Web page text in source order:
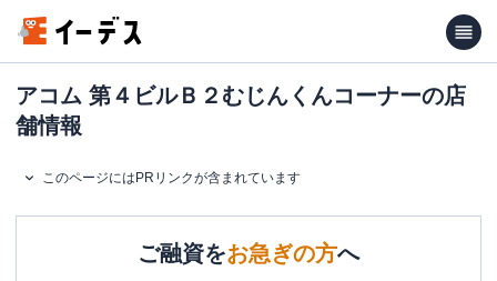
アコム 第４ビルＢ２むじんくんコーナーの店
舗情報
このページにはPRリンクが含まれています
ご融資をお急ぎの方へ